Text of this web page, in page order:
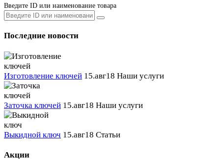
Введите ID или наименование товара
Последние новости
Изготовление ключей 15.авг18 Наши услуги
Заточка ключей 15.авг18 Наши услуги
Выкидной ключ 15.авг18 Статьи
Акции